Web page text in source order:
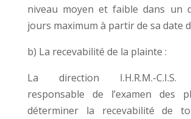
niveau moyen et faible dans un
jours maximum à partir de sa date
b) La recevabilité de la plainte :
La direction I.H.R.M.-C.I.S.
responsable de l’examen des
déterminer la recevabilité de